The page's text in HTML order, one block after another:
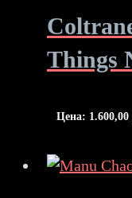
Things
Цена: 1.600,00